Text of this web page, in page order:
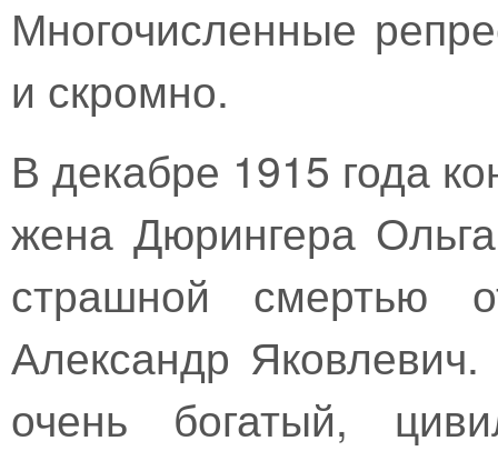
Многочисленные
и скромно.
В декабре 1915 года
жена Дюрингера
страшной
Александр
очень богатый,